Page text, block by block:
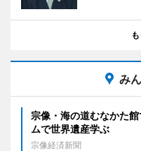
み
宗像・海の道むなかた
ムで世界遺産学ぶ
宗像経済新聞